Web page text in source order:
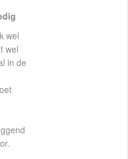
wel
wel
in de